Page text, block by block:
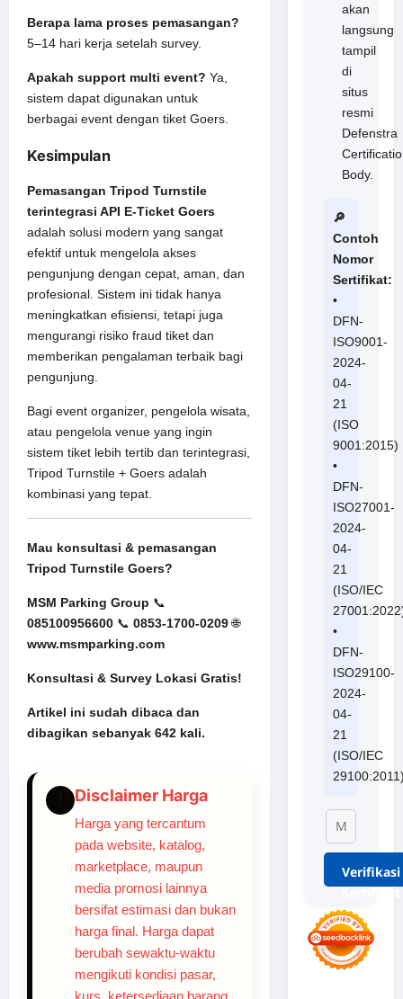
Berapa lama proses pemasangan?
5–14 hari kerja setelah survey.
Apakah support multi event? Ya,
sistem dapat digunakan untuk
berbagai event dengan tiket Goers.
Kesimpulan
Pemasangan Tripod Turnstile
terintegrasi API E-Ticket Goers
adalah solusi modern yang sangat
efektif untuk mengelola akses
pengunjung dengan cepat, aman, dan
profesional. Sistem ini tidak hanya
meningkatkan efisiensi, tetapi juga
mengurangi risiko fraud tiket dan
memberikan pengalaman terbaik bagi
pengunjung.
Bagi event organizer, pengelola wisata,
atau pengelola venue yang ingin
sistem tiket lebih tertib dan terintegrasi,
Tripod Turnstile + Goers adalah
kombinasi yang tepat.
Mau konsultasi & pemasangan
Tripod Turnstile Goers?
MSM Parking Group 📞
085100956600 📞 0853-1700-0209🌐
www.msmparking.com
Konsultasi & Survey Lokasi Gratis!
Artikel ini sudah dibaca dan
dibagikan sebanyak 642 kali.
Disclaimer Harga
Harga yang tercantum
pada website, katalog,
marketplace, maupun
media promosi lainnya
bersifat estimasi dan bukan
harga final. Harga dapat
berubah sewaktu-waktu
mengikuti kondisi pasar,
kurs, ketersediaan barang,
akan
langsung
tampil
di
situs
resmi
Defenstra
Body.
🔎
Contoh
Nomor
Sertifikat:
•
DFN-
ISO9001-
2024-
04-
21
(ISO
9001:2015)
•
DFN-
ISO27001-
2024-
04-
21
(ISO/IEC
•
DFN-
ISO29100-
2024-
04-
21
(ISO/IEC
Verifikasi
Sertifikat